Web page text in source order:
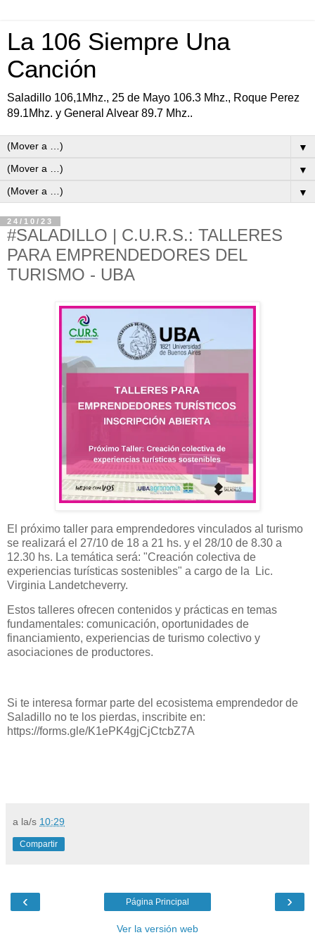
La 106 Siempre Una
Canción
Saladillo 106,1Mhz., 25 de Mayo 106.3 Mhz., Roque Perez
89.1Mhz. y General Alvear 89.7 Mhz..
▼
▼
▼
24/10/23
#SALADILLO | C.U.R.S.: TALLERES
PARA EMPRENDEDORES DEL
TURISMO - UBA
El próximo taller para emprendedores vinculados al turismo
se realizará el 27/10 de 18 a 21 hs. y el 28/10 de 8.30 a
12.30 hs. La temática será: "Creación colectiva de
experiencias turísticas sostenibles" a cargo de la Lic.
Virginia Landetcheverry.
Estos talleres ofrecen contenidos y prácticas en temas
fundamentales: comunicación, oportunidades de
financiamiento, experiencias de turismo colectivo y
asociaciones de productores.
Si te interesa formar parte del ecosistema emprendedor de
Saladillo no te los pierdas, inscribite en:
https://forms.gle/K1ePK4gjCjCtcbZ7A
a la/s 10:29
Compartir
‹ ›
Página Principal
Ver la versión web